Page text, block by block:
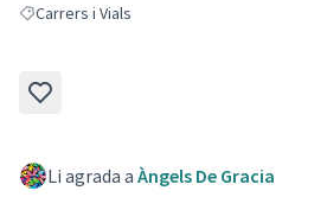
Resultats en filtrar per: Carrers i Vials
Carrers i Vials
Li agrada a Àngels De Gracia